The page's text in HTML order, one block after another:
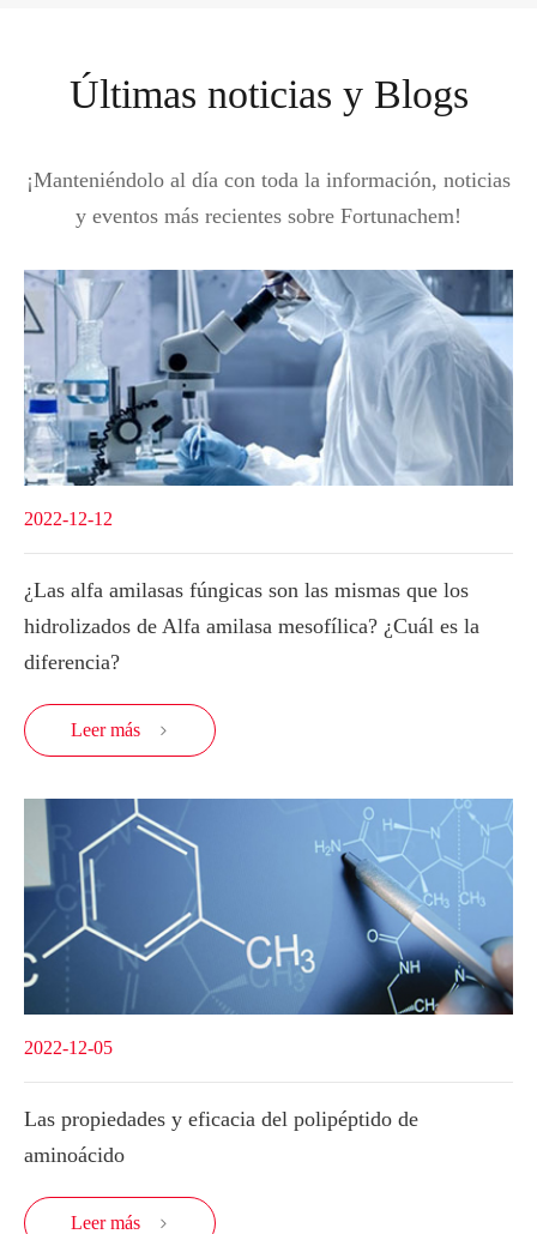
Últimas noticias y Blogs
¡Manteniéndolo al día con toda la información, noticias
y eventos más recientes sobre Fortunachem!
2022-12-12
¿Las alfa amilasas fúngicas son las mismas que los
hidrolizados de Alfa amilasa mesofílica? ¿Cuál es la
diferencia?
Leer más 
2022-12-05
Las propiedades y eficacia del polipéptido de
aminoácido
Leer más 